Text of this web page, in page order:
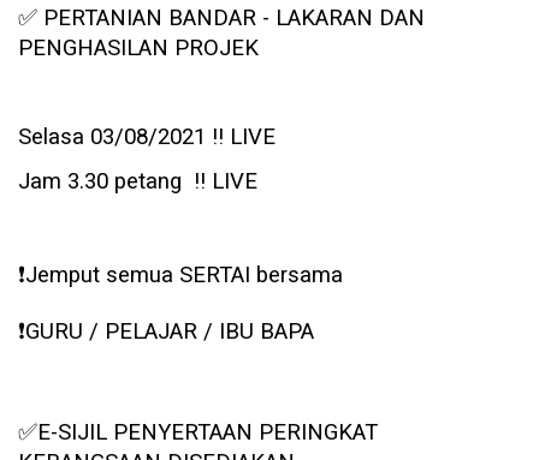
✅ PERTANIAN BANDAR - LAKARAN DAN
PENGHASILAN PROJEK
Selasa 03/08/2021 ‼️ LIVE
Jam 3.30 petang ‼️ LIVE
❗️Jemput semua SERTAI bersama
❗️GURU / PELAJAR / IBU BAPA
✅E-SIJIL PENYERTAAN PERINGKAT